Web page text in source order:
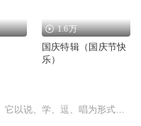
1.6万
国庆特辑（国庆节快
乐）